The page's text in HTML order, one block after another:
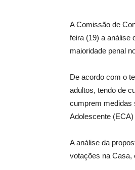
A Comissão de
feira (19) a análise
maioridade penal
De acordo com o
adultos, tendo de
cumprem medidas
Adolescente (ECA)
A análise da
votações na Casa,